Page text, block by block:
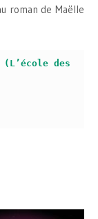
roman de Maëlle
(L’école des